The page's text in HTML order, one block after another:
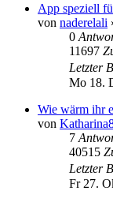
App speziell
von naderelali
0
11697
Letzter
Mo 18.
Wie wärm ihr
von
7
40515
Letzter
Fr 27.